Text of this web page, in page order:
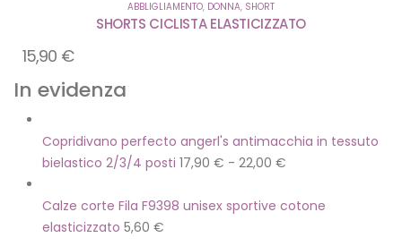
ABBLIGLIAMENTO, DONNA, SHORT
SHORTS CICLISTA ELASTICIZZATO
15,90 €
In evidenza
Copridivano perfecto angerl's antimacchia in tessuto
bielastico 2/3/4 posti 17,90 € - 22,00 €
Calze corte Fila F9398 unisex sportive cotone
elasticizzato 5,60 €